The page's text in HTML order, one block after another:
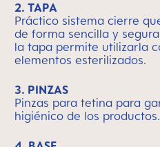
2. TAPA
Práctico sistema cierre
de forma sencilla y
la tapa permite utilizarla
elementos esterilizados.
3. PINZAS
Pinzas para tetina para
higiénico de los productos.